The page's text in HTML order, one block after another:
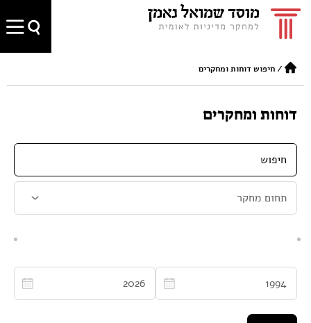
/חיפוש דוחות ומחקרים
דוחות ומחקרים